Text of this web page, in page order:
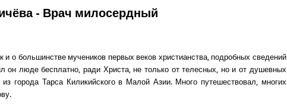
- Врач милосердный
и о большинстве мучеников первых веков христианства, подробных сведений
он люде бесплатно, ради Христа, не только от телесных, но и от душевных
города Тарса Киликийского в Малой Азии. Много путешествовал, многих